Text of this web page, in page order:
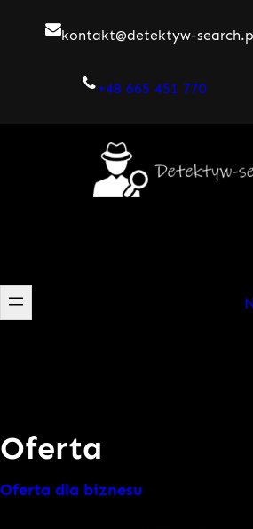
kontakt@detektyw-
+48 665 451 770
Oferta
Oferta dla biznesu